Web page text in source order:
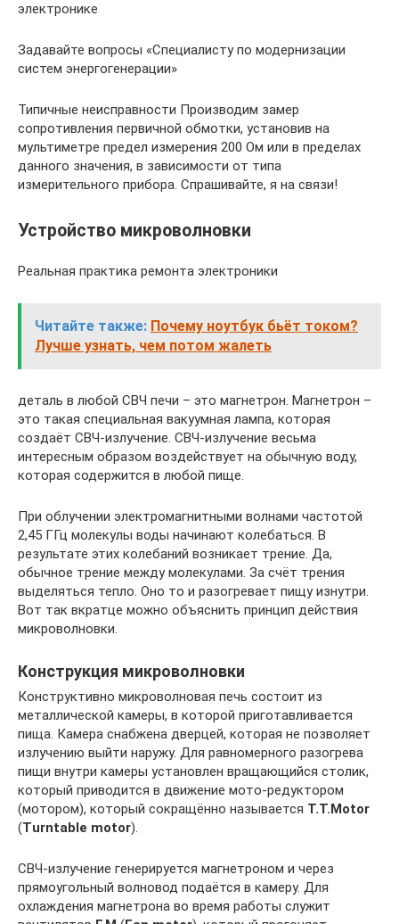
электронике
Задавайте вопросы «Специалисту по модернизации
систем энергогенерации»
Типичные неисправности Производим замер
сопротивления первичной обмотки, установив на
мультиметре предел измерения 200 Ом или в пределах
данного значения, в зависимости от типа
измерительного прибора. Спрашивайте, я на связи!
Устройство микроволновки
Реальная практика ремонта электроники
Читайте также: Почему ноутбук бьёт током?
Лучше узнать, чем потом жалеть
деталь в любой СВЧ печи – это магнетрон. Магнетрон –
это такая специальная вакуумная лампа, которая
создаёт СВЧ-излучение. СВЧ-излучение весьма
интересным образом воздействует на обычную воду,
которая содержится в любой пище.
При облучении электромагнитными волнами частотой
2,45 ГГц молекулы воды начинают колебаться. В
результате этих колебаний возникает трение. Да,
обычное трение между молекулами. За счёт трения
выделяться тепло. Оно то и разогревает пищу изнутри.
Вот так вкратце можно объяснить принцип действия
микроволновки.
Конструкция микроволновки
Конструктивно микроволновая печь состоит из
металлической камеры, в которой приготавливается
пища. Камера снабжена дверцей, которая не позволяет
излучению выйти наружу. Для равномерного разогрева
пищи внутри камеры установлен вращающийся столик,
который приводится в движение мото-редуктором
(мотором), который сокращённо называется T.T.Motor
(Turntable motor).
СВЧ-излучение генерируется магнетроном и через
прямоугольный волновод подаётся в камеру. Для
охлаждения магнетрона во время работы служит